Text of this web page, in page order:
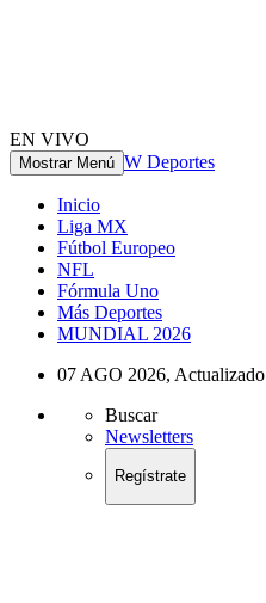
EN VIVO
Mostrar Menú W Deportes
Inicio
Liga MX
Fútbol Europeo
NFL
Fórmula Uno
Más Deportes
MUNDIAL 2026
07 AGO 2026, Actualizado
Buscar
Newsletters
Regístrate